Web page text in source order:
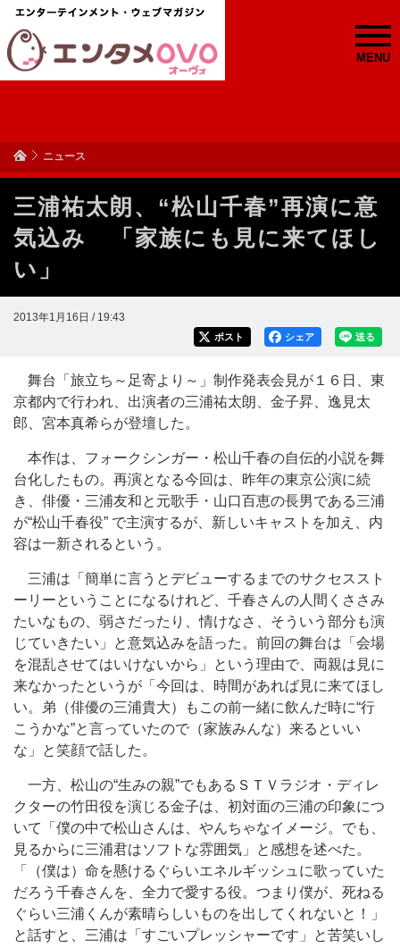
MENU
ニュース
三浦祐太朗、“松山千春”再演に意
気込み 「家族にも見に来てほし
い」
2013年1月16日 / 19:43
送る
シェア
ポスト
舞台「旅立ち～足寄より～」制作発表会見が１６日、東
京都内で行われ、出演者の三浦祐太朗、金子昇、逸見太
郎、宮本真希らが登壇した。
本作は、フォークシンガー・松山千春の自伝的小説を舞
台化したもの。再演となる今回は、昨年の東京公演に続
き、俳優・三浦友和と元歌手・山口百恵の長男である三浦
が“松山千春役” で主演するが、新しいキャストを加え、内
容は一新されるという。
三浦は「簡単に言うとデビューするまでのサクセススト
ーリーということになるけれど、千春さんの人間くささみ
たいなもの、弱さだったり、情けなさ、そういう部分も演
じていきたい」と意気込みを語った。前回の舞台は「会場
を混乱させてはいけないから」という理由で、両親は見に
来なかったというが「今回は、時間があれば見に来てほし
い。弟（俳優の三浦貴大）もこの前一緒に飲んだ時に“行
こうかな”と言っていたので（家族みんな）来るといい
な」と笑顔で話した。
一方、松山の“生みの親”でもあるＳＴＶラジオ・ディレ
クターの竹田役を演じる金子は、初対面の三浦の印象につ
いて「僕の中で松山さんは、やんちゃなイメージ。でも、
見るからに三浦君はソフトな雰囲気」と感想を述べた。
「（僕は）命を懸けるぐらいエネルギッシュに歌っていた
だろう千春さんを、全力で愛する役。つまり僕が、死ねる
ぐらい三浦くんが素晴らしいものを出してくれないと！」
と話すと、三浦は「すごいプレッシャーです」と苦笑いし